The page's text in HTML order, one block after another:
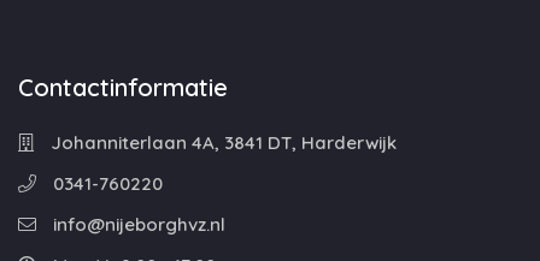
Contactinformatie
Johanniterlaan 4A, 3841 DT, Harderwijk
0341-760220
info@nijeborghvz.nl